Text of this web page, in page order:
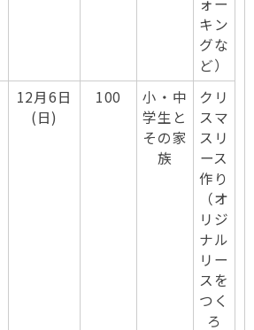
キン
グな
ど）
12月6日
(日)
100
小・中
学生と
その家
族
クリ
スマ
スリ
ース
作り
（オ
リジ
ナル
リー
スを
つく
ろ